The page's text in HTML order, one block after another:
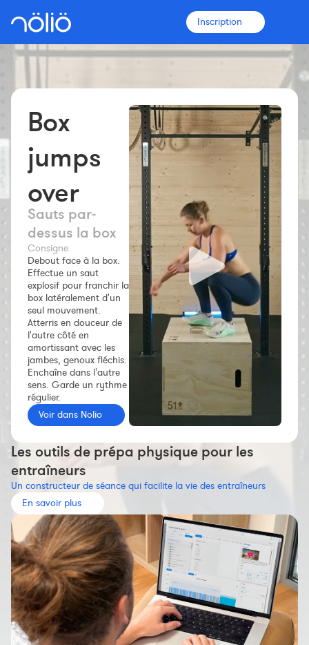
Inscription
La plateforme pour tous
Entraîneurs
Clubs
Sportifs
Plus d'informations
Fonctionnalités
Tarifs
Constructeur de séances
Sportif Premium
L'équipe Nolio
FAQ
Box
jumps
over
Sauts par-
dessus la box
Consigne
Debout face à la box.
Effectue un saut
explosif pour franchir la
box latéralement d'un
seul mouvement.
Atterris en douceur de
l'autre côté en
amortissant avec les
jambes, genoux fléchis.
Enchaîne dans l'autre
sens. Garde un rythme
régulier.
Voir dans Nolio
Les outils de prépa physique pour les
entraîneurs
Un constructeur de séance qui facilite la vie des entraîneurs
En savoir plus